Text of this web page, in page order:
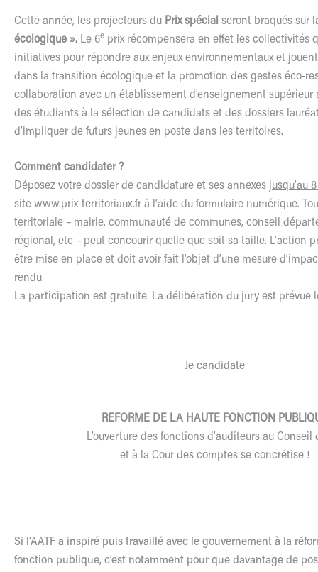
Cette année, les projecteurs du Prix spécial seront braqués sur
écologique ». Le 6e prix récompensera en effet les collectivités
initiatives pour répondre aux enjeux environnementaux et
dans la transition écologique et la promotion des gestes éco-
collaboration avec un établissement d’enseignement supérieur
des étudiants à la sélection de candidats et des dossiers
d’impliquer de futurs jeunes en poste dans les territoires.
Comment candidater ?
Déposez votre dossier de candidature et ses annexes jusqu’au
site www.prix-territoriaux.fr à l’aide du formulaire numérique.
territoriale – mairie, communauté de communes, conseil
régional, etc – peut concourir quelle que soit sa taille. L’action
être mise en place et doit avoir fait l’objet d’une mesure
rendu.
La participation est gratuite. La délibération du jury est prévue
Je candidate
REFORME DE LA HAUTE FONCTION
L’ouverture des fonctions d’auditeurs au Conseil
et à la Cour des comptes se concrétise !
Si l’AATF a inspiré puis travaillé avec le gouvernement à la
fonction publique, c’est notamment pour que davantage de